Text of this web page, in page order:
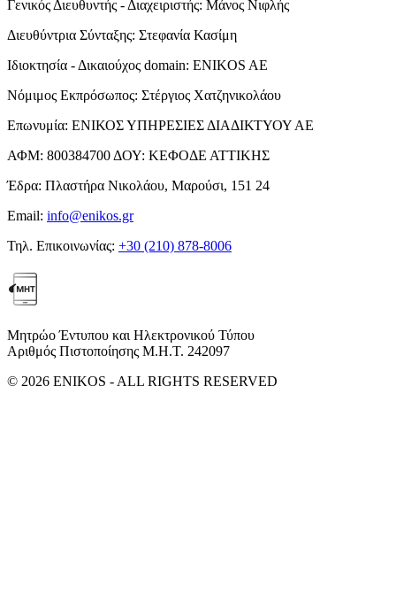
Γενικός Διευθυντής - Διαχειριστής: Μάνος Νιφλής
Διευθύντρια Σύνταξης: Στεφανία Κασίμη
Ιδιοκτησία - Δικαιούχος domain: ENIKOS AE
Νόμιμος Εκπρόσωπος: Στέργιος Χατζηνικολάου
Επωνυμία: ΕΝΙΚΟΣ ΥΠΗΡΕΣΙΕΣ ΔΙΑΔΙΚΤΥΟΥ ΑΕ
ΑΦΜ: 800384700 ΔΟΥ: ΚΕΦΟΔΕ ΑΤΤΙΚΗΣ
Έδρα: Πλαστήρα Νικολάου, Μαρούσι, 151 24
Email: info@enikos.gr
Τηλ. Επικοινωνίας: +30 (210) 878-8006
Μητρώο Έντυπου και Ηλεκτρονικού Τύπου
Αριθμός Πιστοποίησης Μ.Η.Τ. 242097
© 2026 ENIKOS - ALL RIGHTS RESERVED